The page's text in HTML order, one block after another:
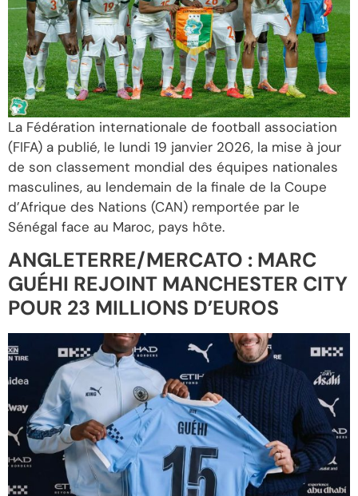
La Fédération internationale de football association
(FIFA) a publié, le lundi 19 janvier 2026, la mise à jour
de son classement mondial des équipes nationales
masculines, au lendemain de la finale de la Coupe
d’Afrique des Nations (CAN) remportée par le
Sénégal face au Maroc, pays hôte.
ANGLETERRE/MERCATO : MARC
GUÉHI REJOINT MANCHESTER CITY
POUR 23 MILLIONS D’EUROS